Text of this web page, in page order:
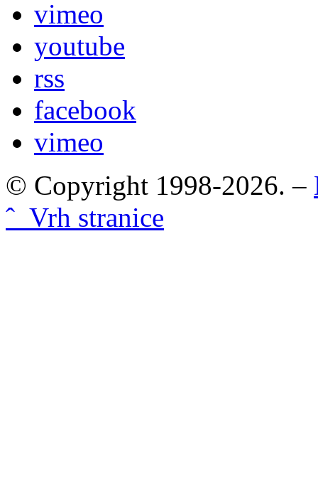
vimeo
youtube
rss
facebook
vimeo
© Copyright 1998-2026. –
ˆ Vrh stranice